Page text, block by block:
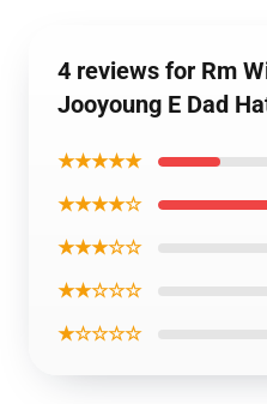
4 reviews for Rm
Jooyoung E Dad
★★★★★
★★★★☆
★★★☆☆
★★☆☆☆
★☆☆☆☆